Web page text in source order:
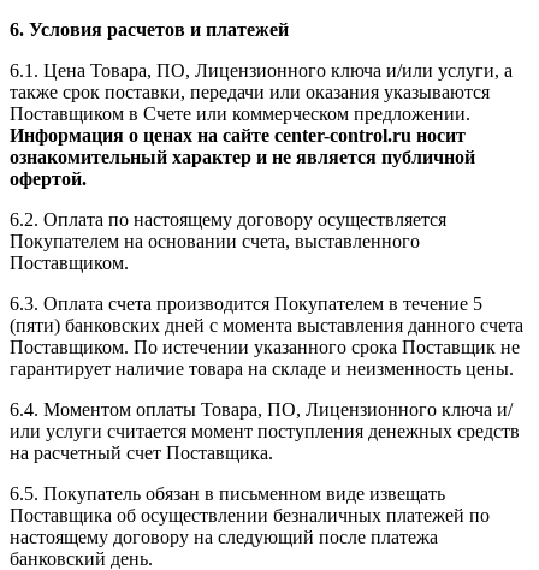
6. Условия расчетов и платежей
6.1. Цена Товара, ПО, Лицензионного ключа и/или услуги, а
также срок поставки, передачи или оказания указываются
Поставщиком в Счете или коммерческом предложении.
Информация о ценах на сайте center-control.ru носит
ознакомительный характер и не является публичной
офертой.
6.2. Оплата по настоящему договору осуществляется
Покупателем на основании счета, выставленного
Поставщиком.
6.3. Оплата счета производится Покупателем в течение 5
(пяти) банковских дней с момента выставления данного счета
Поставщиком. По истечении указанного срока Поставщик не
гарантирует наличие товара на складе и неизменность цены.
6.4. Моментом оплаты Товара, ПО, Лицензионного ключа и/
или услуги считается момент поступления денежных средств
на расчетный счет Поставщика.
6.5. Покупатель обязан в письменном виде извещать
Поставщика об осуществлении безналичных платежей по
настоящему договору на следующий после платежа
банковский день.